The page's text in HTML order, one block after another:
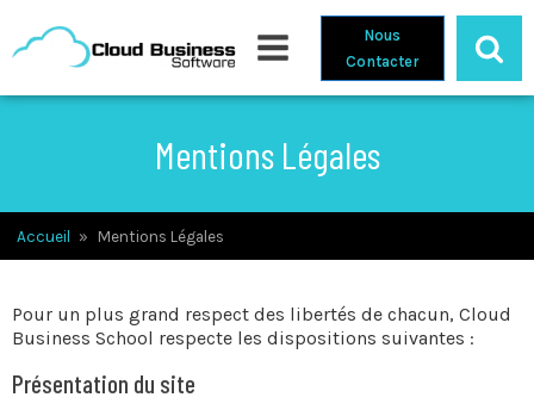
Nous
Contacter
Mentions Légales
Accueil » Mentions Légales
Pour un plus grand respect des libertés de chacun, Cloud
Business School respecte les dispositions suivantes :
Présentation du site